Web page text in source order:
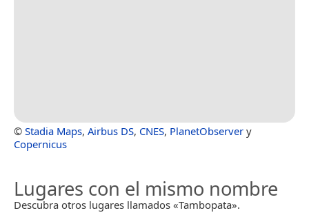
© Stadia Maps, Airbus DS, CNES, PlanetObserver y
Copernicus
Lugares con el mismo nombre
Descubra otros lugares llamados «Tambopata».